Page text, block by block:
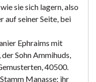
sie sich lagern, also
auf seiner Seite, bei
Ephraims mit
Sohn Ammihuds,
40500.
Manasse; ihr